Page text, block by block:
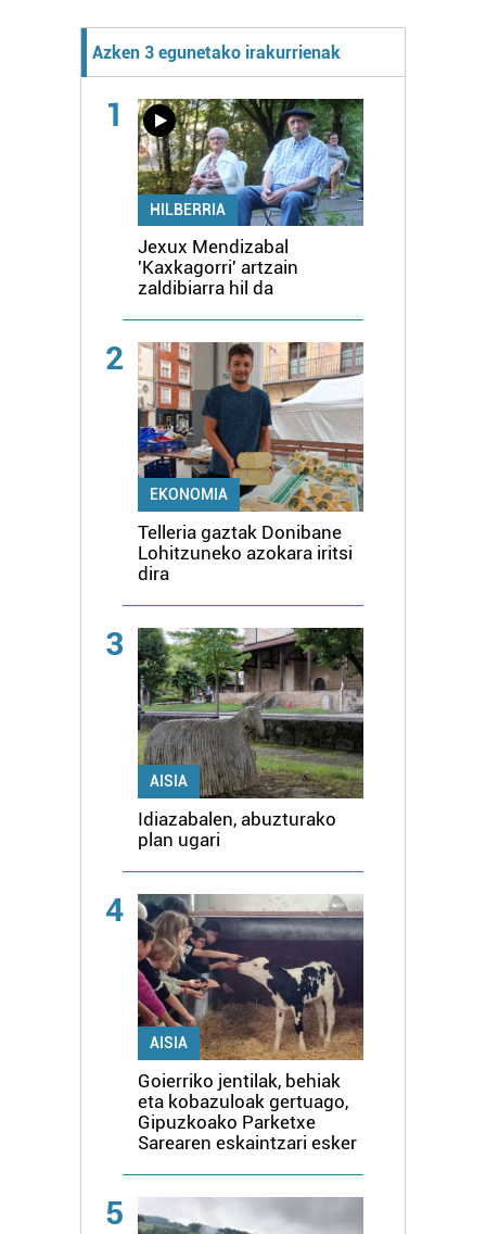
Azken 3 egunetako irakurrienak
1
HILBERRIA
Jexux Mendizabal
'Kaxkagorri' artzain
zaldibiarra hil da
2
EKONOMIA
Telleria gaztak Donibane
Lohitzuneko azokara iritsi
dira
3
AISIA
Idiazabalen, abuzturako
plan ugari
4
AISIA
Goierriko jentilak, behiak
eta kobazuloak gertuago,
Gipuzkoako Parketxe
Sarearen eskaintzari esker
5